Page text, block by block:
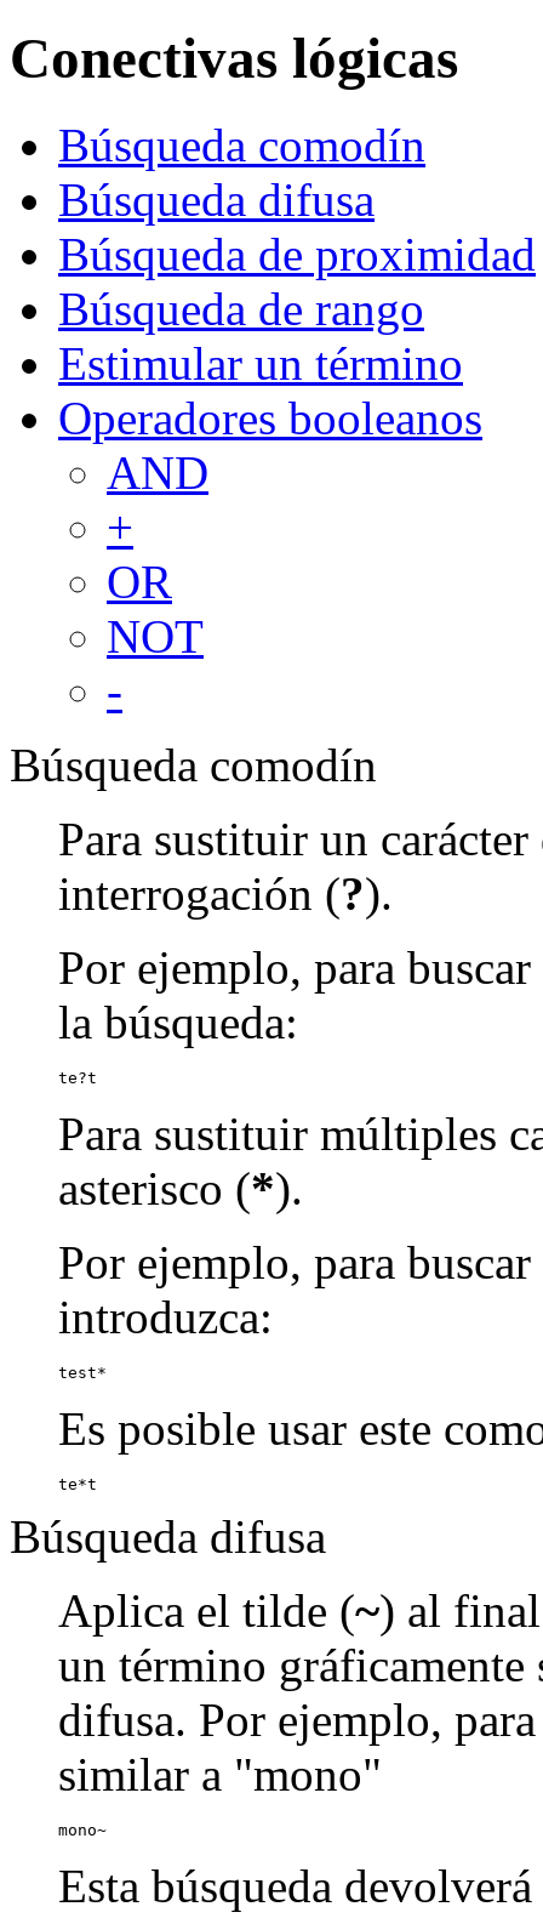
Conectivas lógicas
Búsqueda comodín
Búsqueda difusa
Búsqueda de proximidad
Búsqueda de rango
Estimular un término
Operadores booleanos
AND
+
OR
NOT
-
Búsqueda comodín
Para sustituir un
interrogación (?).
Por ejemplo, para
la búsqueda:
te?t
Para sustituir múltiples
asterisco (*).
Por ejemplo, para
introduzca:
test*
Es posible usar este
te*t
Búsqueda difusa
Aplica el tilde (~) al
un término gráficamente
difusa. Por ejemplo,
similar a "mono"
mono~
Esta búsqueda